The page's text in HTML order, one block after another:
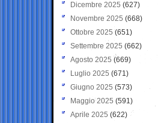
Dicembre 2025 (627)
Novembre 2025 (668)
Ottobre 2025 (651)
Settembre 2025 (662)
Agosto 2025 (669)
Luglio 2025 (671)
Giugno 2025 (573)
Maggio 2025 (591)
Aprile 2025 (622)